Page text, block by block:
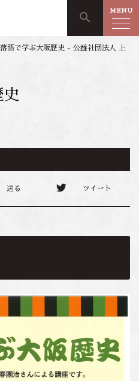
search MENU
落語で学ぶ大阪歴史 - 公益社団法人 上
送る ツイート